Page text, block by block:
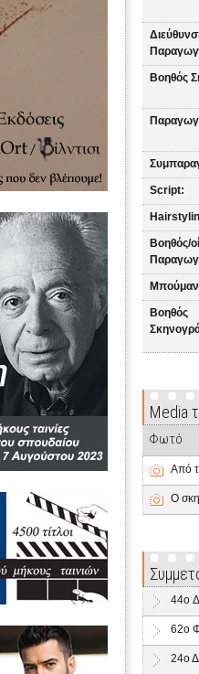
Βοηθός
Script:
Βοηθός/οί
Βοηθός
Media
Φωτό
Από
Ο
44o
62ο
24ο